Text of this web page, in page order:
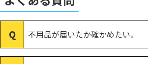
不用品が届いたか確かめたい。